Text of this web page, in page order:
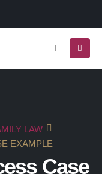
LAW
EXAMPLE
Case